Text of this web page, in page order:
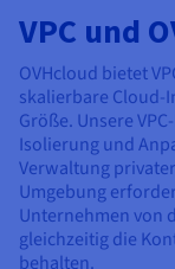
VPC und
OVHcloud bietet
skalierbare
Größe. Unsere
Isolierung und
Verwaltung
Umgebung
Unternehmen von
gleichzeitig die
behalten.